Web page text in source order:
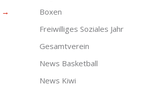
→
Boxen
Freiwilliges Soziales Jahr
Gesamtverein
News Basketball
News Kiwi